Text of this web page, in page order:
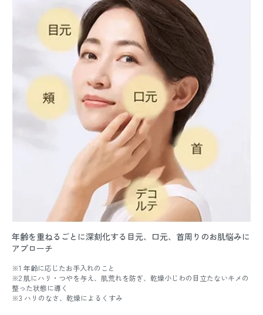
年齢を重ねるごとに深刻化する目元、口元、首周りのお肌悩みに
アプローチ
※1 年齢に応じたお手入れのこと
※2 肌にハリ・つやを与え、肌荒れを防ぎ、乾燥小じわの目立たないキメの
整った状態に導く
※3 ハリのなさ、乾燥によるくすみ